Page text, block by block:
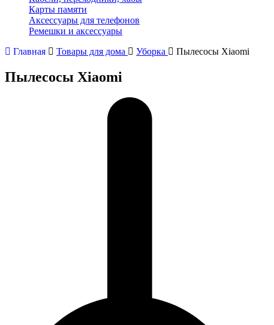
Карты памяти
Аксессуары для телефонов
Ремешки и аксессуары
Главная
Товары для дома Уборка Пылесосы Xiaomi
Пылесосы Xiaomi